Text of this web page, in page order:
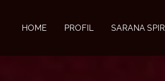
HOME PROFIL SARANA